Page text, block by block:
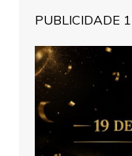
PUBLICIDADE